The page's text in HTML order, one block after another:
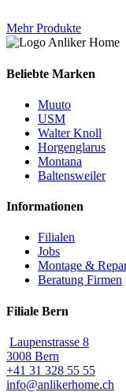
Mehr Produkte
Beliebte Marken
Muuto
USM
Walter Knoll
Horgenglarus
Montana
Baltensweiler
Informationen
Filialen
Jobs
Montage &
Beratung Firmen
Filiale Bern
Laupenstrasse 8
3008 Bern
+41 31 328 55 55
info@anlikerhome.ch